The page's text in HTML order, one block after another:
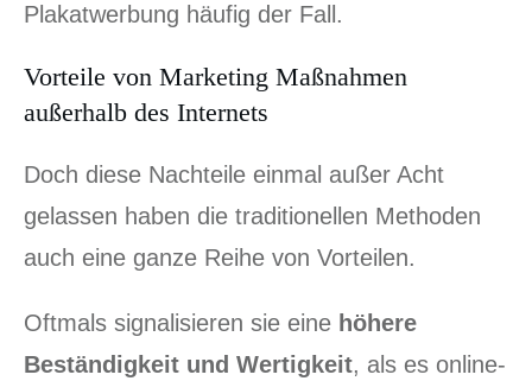
Plakatwerbung häufig der Fall.
Vorteile von Marketing Maßnahmen
außerhalb des Internets
Doch diese Nachteile einmal außer Acht
gelassen haben die traditionellen Methoden
auch eine ganze Reihe von Vorteilen.
Oftmals signalisieren sie eine höhere
Beständigkeit und Wertigkeit, als es online-